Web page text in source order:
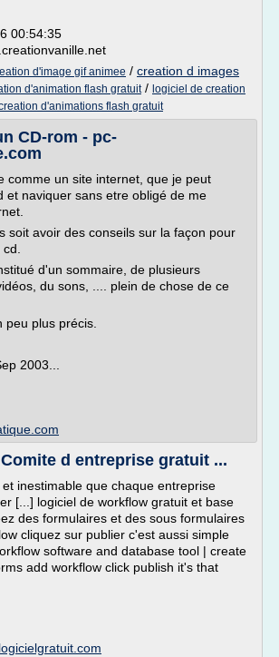
00:54:35
d'image gif animee / creation d images
d'animation flash gratuit/ logiciel de creation
d'animations flash gratuit
CD-rom - pc-
comme un site internet, que je peut
et naviquer sans etre obligé de me
soit avoir des conseils sur la façon pour
d'un sommaire, de plusieurs
du sons, .... plein de chose de ce
plus précis.
2003...
d entreprise gratuit ...
inestimable que chaque entreprise
[...] logiciel de workflow gratuit et base
des formulaires et des sous formulaires
cliquez sur publier c'est aussi simple
software and database tool | create
add workflow click publish it's that